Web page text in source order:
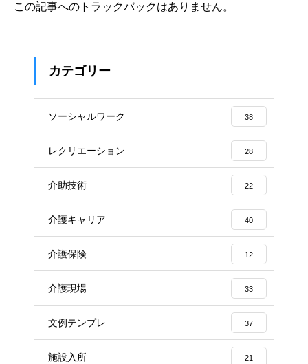
この記事へのトラックバックはありません。
カテゴリー
ソーシャルワーク 38
レクリエーション 28
介助技術 22
介護キャリア 40
介護保険 12
介護現場 33
文例テンプレ 37
施設入所 21